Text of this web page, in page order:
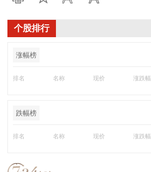
个股排行
涨幅榜
排名 名称 现价 涨跌幅
跌幅榜
排名 名称 现价 涨跌幅